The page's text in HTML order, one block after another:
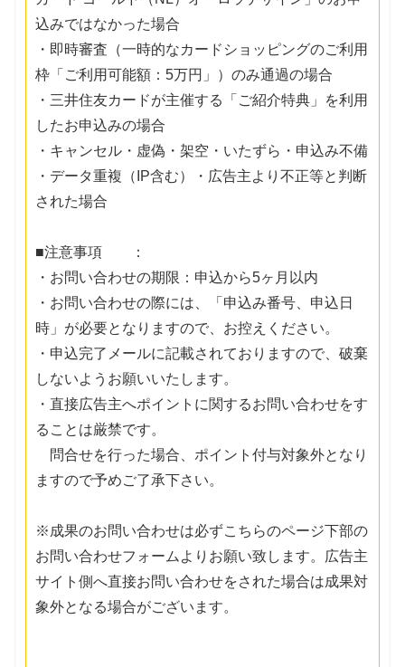
込みではなかった場合
・即時審査（一時的なカードショッピングのご利用
枠「ご利用可能額：5万円」）のみ通過の場合
・三井住友カードが主催する「ご紹介特典」を利用
したお申込みの場合
・キャンセル・虚偽・架空・いたずら・申込み不備
・データ重複（IP含む）・広告主より不正等と判断
された場合
■注意事項 ：
・お問い合わせの期限：申込から5ヶ月以内
・お問い合わせの際には、「申込み番号、申込日
時」が必要となりますので、お控えください。
・申込完了メールに記載されておりますので、破棄
しないようお願いいたします。
・直接広告主へポイントに関するお問い合わせをす
ることは厳禁です。
問合せを行った場合、ポイント付与対象外となり
ますので予めご了承下さい。
※成果のお問い合わせは必ずこちらのページ下部の
お問い合わせフォームよりお願い致します。広告主
サイト側へ直接お問い合わせをされた場合は成果対
象外となる場合がございます。